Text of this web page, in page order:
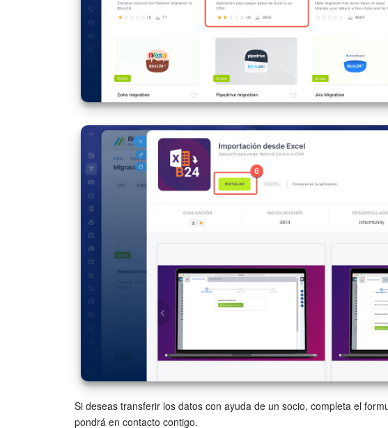
Si deseas transferir los datos con ayuda de un socio, completa el
pondrá en contacto contigo.